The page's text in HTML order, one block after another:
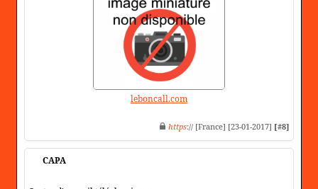
leboncall.com
https:// [France] [23-01-2017] [#8]
CAPA